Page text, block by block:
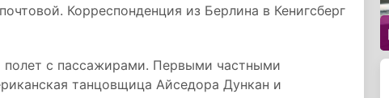
Корреспонденция из Берлина в Кенигсберг
полет с пассажирами. Первыми частными
танцовщица Айседора Дункан и